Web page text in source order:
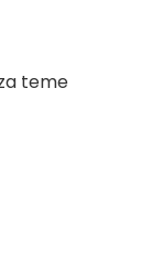
teme